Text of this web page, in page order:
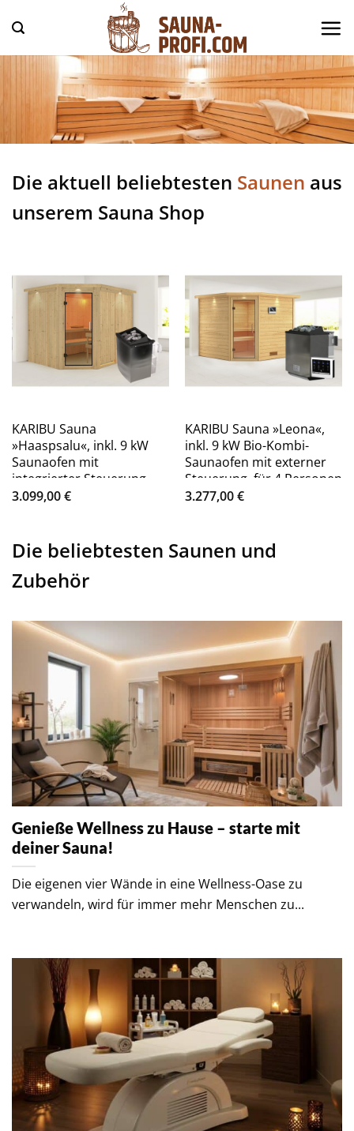
Inhalt
springen
Die aktuell beliebtesten Saunen aus
unserem Sauna Shop
KARIBU Sauna
»Haaspsalu«, inkl. 9 kW
Saunaofen mit
integrierter Steuerung,
für 4 Personen – beige
3.099,00€
KARIBU Sauna »Leona«,
inkl. 9 kW Bio-Kombi-
Saunaofen mit externer
Steuerung, für 4 Personen
– beige
3.277,00€
Die beliebtesten Saunen und
Zubehör
Genieße Wellness zu Hause – starte mit
deiner Sauna!
Die eigenen vier Wände in eine Wellness-Oase zu
verwandeln, wird für immer mehr Menschen zu...